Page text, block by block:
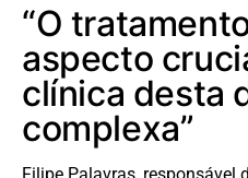
“O
aspecto
clínica desta
complexa”
Filipe Palavras, responsável